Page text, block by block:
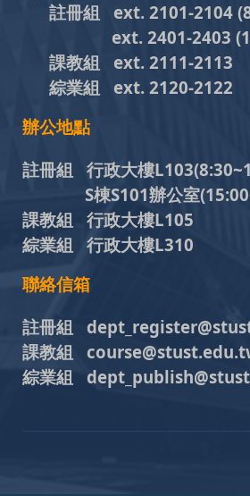
註冊組 ext. 2101-2104
ext. 2401-2403
課教組 ext. 2111-2113
綜業組
ext. 2120-2122
辦公地點
註冊組 行政大樓L103
S棟S101辦公室
課教組 行政大樓L105
綜業組 行政大樓L310
聯絡信箱
註冊組
課教組
綜業組